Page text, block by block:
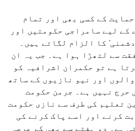
حمایت کے کسی بھی اور تمام
کے لیے سامراجی حکومتیں اور
کا الزام لگاتے ہیں۔
سے لتھڑا ہوا ہے۔ جب یہ ان
ہے تو حکمران اشرافیہ کو
اور نیو نازیوں کے ساتھ
حرج نہیں ہے۔ جرمن حکومت
تعلیم کی طرف سے نازی حکومت
کرنے اور اسے پاک کرنے کی
ہے۔ دو ہفتے سے بھی کم عرصہ